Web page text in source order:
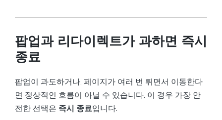
팝업과 리다이렉트가 과하면 즉시
종료
팝업이 과도하거나, 페이지가 여러 번 튀면서 이동한다
면 정상적인 흐름이 아닐 수 있습니다. 이 경우 가장 안
전한 선택은 즉시 종료입니다.